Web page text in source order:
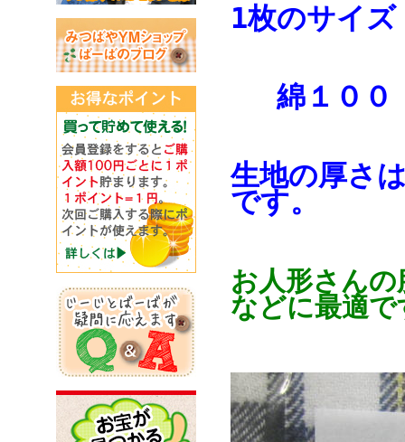
1枚のサイ
綿１０
生地の厚さ
です。
お人形さん
などに最適で